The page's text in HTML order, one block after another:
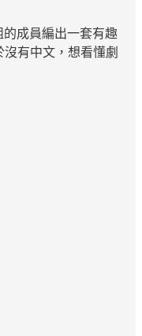
成員編出一套有趣
有中文，想看懂劇